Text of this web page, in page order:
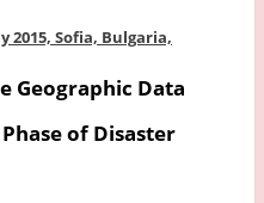
2015, Sofia, Bulgaria,
Geographic Data
of Disaster